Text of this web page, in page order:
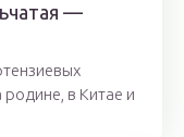
—
в Китае и